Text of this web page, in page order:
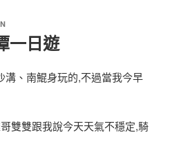
一日遊
溝、南鯤身玩的,不過當我今早
雙雙跟我說今天天氣不穩定,騎